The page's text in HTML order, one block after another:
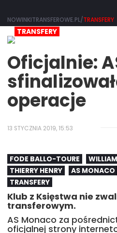
NOWINKITRANSFEROWE.PL/TRANSFERY
TRANSFERY
Oficjalnie:
operacje
13 STYCZNIA 2019, 15:53
FODE BALLO-TOURE
THIERRY HENRY
AS MONACO
TRANSFERY
Klub z Księstwa nie
transferowym.
AS Monaco za
oficjalnej strony